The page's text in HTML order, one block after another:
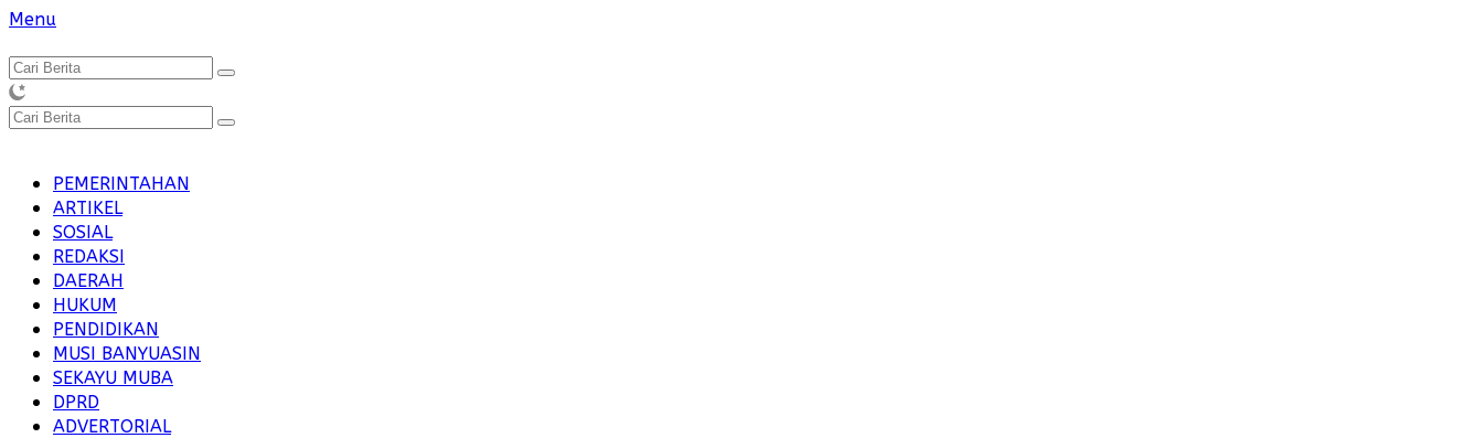
Langsung
konten
Menu
PEMERINTAHAN
ARTIKEL
SOSIAL
REDAKSI
DAERAH
HUKUM
PENDIDIKAN
MUSI BANYUASIN
SEKAYU MUBA
DPRD
ADVERTORIAL